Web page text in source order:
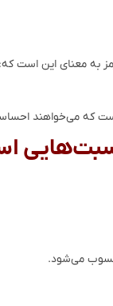
است که می‌خواهند
می‌شود.